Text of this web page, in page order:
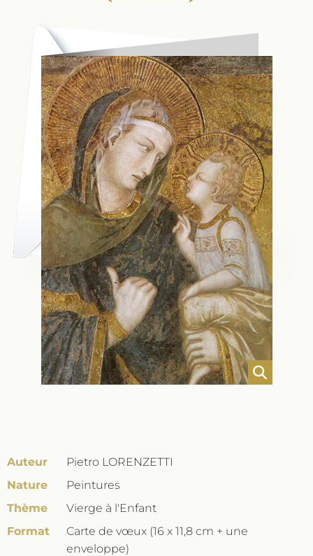
Auteur
Pietro LORENZETTI
Nature
Peintures
Thème
Vierge à l'Enfant
Format
Carte de vœux (16 x 11,8 cm + une
enveloppe)